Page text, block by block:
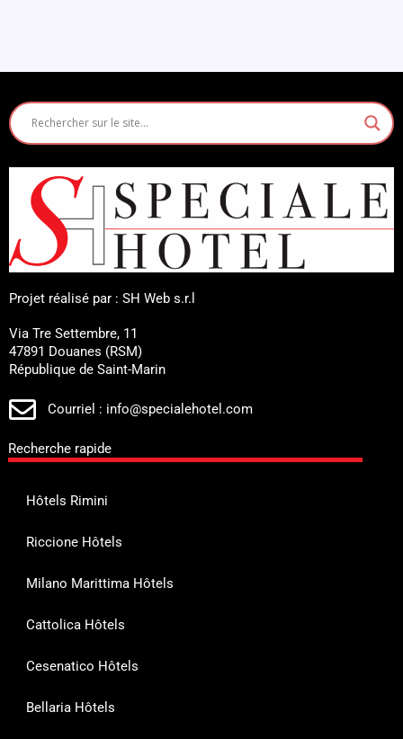
Projet réalisé par : SH Web s.r.l
Via Tre Settembre, 11
47891 Douanes (RSM)
République de Saint-Marin
Courriel : info@specialehotel.com
Recherche rapide
Hôtels Rimini
Riccione Hôtels
Milano Marittima Hôtels
Cattolica Hôtels
Cesenatico Hôtels
Bellaria Hôtels